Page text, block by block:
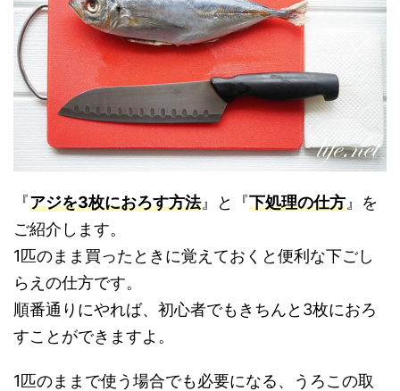
『アジを3枚におろす方法』と『下処理の仕方 』を
ご紹介します。
1匹のまま買ったときに覚えておくと便利な下ごし
らえの仕方です。
順番通りにやれば、初心者でもきちんと3枚におろ
すことができますよ。
1匹のままで使う場合でも必要になる、うろこの取